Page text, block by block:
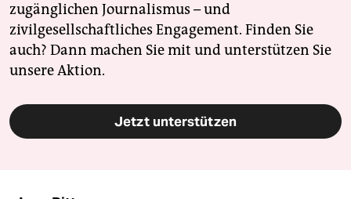
zugänglichen Journalismus – und
zivilgesellschaftliches Engagement. Finden Sie
auch? Dann machen Sie mit und unterstützen Sie
unsere Aktion.
Jetzt unterstützen